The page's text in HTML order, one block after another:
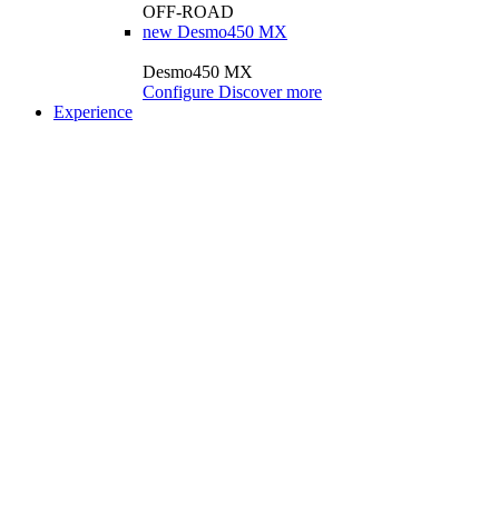
OFF-ROAD
new Desmo450 MX
Desmo450 MX
Configure Discover more
Experience